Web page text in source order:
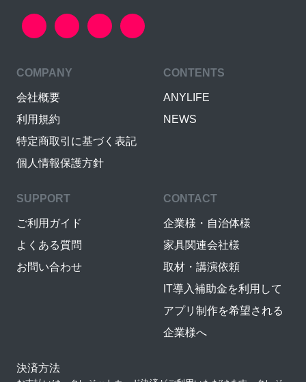
COMPANY
会社概要
利用規約
特定商取引に基づく表記
個人情報保護方針
CONTENTS
ANYLIFE
NEWS
SUPPORT
ご利用ガイド
よくある質問
お問い合わせ
CONTACT
企業様・自治体様
家具関連会社様
取材・講演依頼
IT導入補助金を利用して
アプリ制作を希望される
企業様へ
決済方法